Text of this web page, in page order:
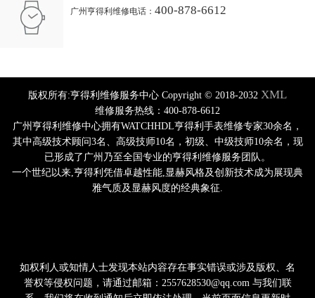
广州亨得利维修电话： 400-878-6612
版权所有:亨得利维修服务中心 Copyright © 2018-2032 XML
维修服务热线：400-878-6612
广州亨得利维修中心拥有WATCHHDL亨得利手表维修专家30余名，
其中高级技术顾问3名、高级技师10名，初级、中级技师10余名，现
已形成了广州乃至全国专业的亨得利维修服务团队。
一个世纪以来,亨得利凭借卓越性能,显赫风格及创新技术成为展现典
雅气质及显赫风度的经典象征.
如权利人或知情人士发现本站内容存在事实错误或涉及版权、名
誉权等侵权问题，请通过邮箱：2557628530@qq.com 与我们联